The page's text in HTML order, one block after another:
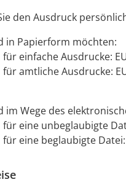
den Ausdruck
in Papierform möchten:
für einfache Ausdrucke:
für amtliche Ausdrucke:
im Wege des
für eine unbeglaubigte
für eine beglaubigte Datei: